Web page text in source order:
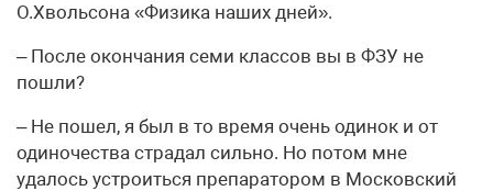
О.Хвольсона «Физика наших дней».
– После окончания семи классов вы в ФЗУ не
пошли?
– Не пошел, я был в то время очень одинок и от
одиночества страдал сильно. Но потом мне
удалось устроиться препаратором в Московский